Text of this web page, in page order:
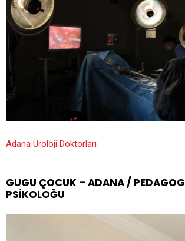
Adana Üroloji Doktorları
GUGU ÇOCUK – ADANA /
PSIKOLOĞU